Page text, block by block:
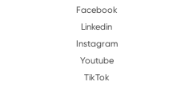
Facebook
Linkedin
Instagram
Youtube
TikTok